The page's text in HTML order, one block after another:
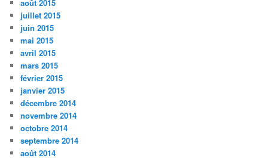
août 2015
juillet 2015
juin 2015
mai 2015
avril 2015
mars 2015
février 2015
janvier 2015
décembre 2014
novembre 2014
octobre 2014
septembre 2014
août 2014